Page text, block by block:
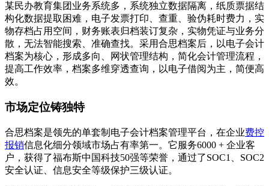
某民办教育集团业务系统多，系统独立数据隔离，纸质票据结
构化数据提取困难，电子发票打印、查重、验伪耗时费力，实
物存档占用空间，财务账表归档装订复杂，实物凭证与业务分
散，无法智能搜索、准确查找。采用合思档案后，以电子会计
档案为核心，形成多向、网状管理结构，简化会计管理流程，
提高工作效率，档案多维穿透查询，以电子借阅为主，简便高
效。
市场定位铸独特
合思档案是领先的单套制电子会计档案管理平台，在企业费控
报销信息化细分领域市场占有率第一。它服务6000 + 企业客
户，获得了福布斯中国科技50强等荣誉，通过了SOC1、SOC2
安全认证、信息安全等级保护三级认证。